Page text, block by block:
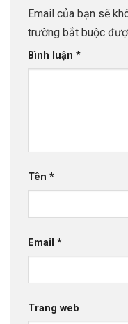
Email của bạn sẽ
trường bắt buộc
Bình luận *
Tên *
Email *
Trang web